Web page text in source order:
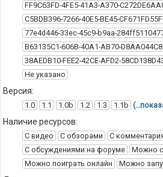
FF9C63FD-4FE5-41A3-A370-
C5BDB396-7266-40E5-BE45-
77e4d446-33ec-45c9-b9aa-
B63135C1-606B-40A1-AB70-
38AEDB10-FEE2-42CE-AFD2-
Не указано
Версия:
1.0 1.1 1.0b 1.2 1.3 1.1b
Наличие ресурсов:
С видео С обзорами
С
С обсуждениями на форуме
Можно
Можно поиграть онлайн
Можно